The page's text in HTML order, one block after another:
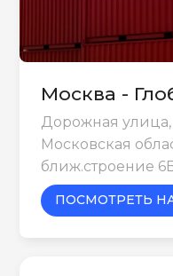
Москва -
Дорожная
Московская
ближ.строение
ПОСМОТРЕТЬ